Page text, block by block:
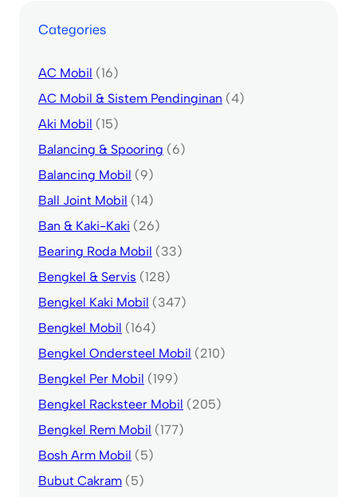
Categories
AC Mobil (16)
AC Mobil & Sistem Pendinginan (4)
Aki Mobil (15)
Balancing & Spooring (6)
Balancing Mobil (9)
Ball Joint Mobil (14)
Ban & Kaki-Kaki (26)
Bearing Roda Mobil (33)
Bengkel & Servis (128)
Bengkel Kaki Mobil (347)
Bengkel Mobil (164)
Bengkel Ondersteel Mobil (210)
Bengkel Per Mobil (199)
Bengkel Racksteer Mobil (205)
Bengkel Rem Mobil (177)
Bosh Arm Mobil (5)
Bubut Cakram (5)